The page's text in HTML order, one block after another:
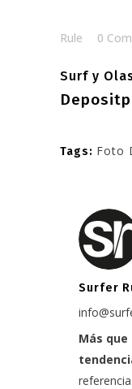
Rule
0
Surf y
Tags: Foto
Surfer
Más